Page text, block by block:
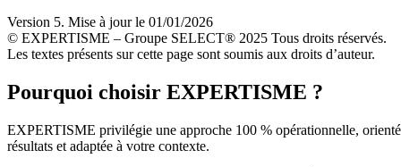
Version 5. Mise à jour le 01/01/2026
© EXPERTISME – Groupe SELECT® 2025 Tous droits réservés.
Les textes présents sur cette page sont soumis aux droits d’auteur.
Pourquoi choisir EXPERTISME ?
EXPERTISME privilégie une approche 100 % opérationnelle,
résultats et adaptée à votre contexte.